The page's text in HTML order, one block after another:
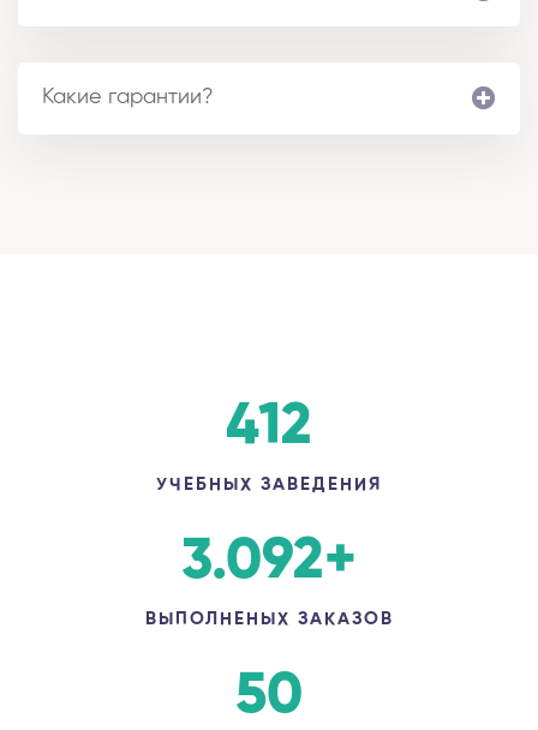
Какие гарантии?
412
УЧЕБНЫХ ЗАВЕДЕНИЯ
3.092+
ВЫПОЛНЕНЫХ ЗАКАЗОВ
50